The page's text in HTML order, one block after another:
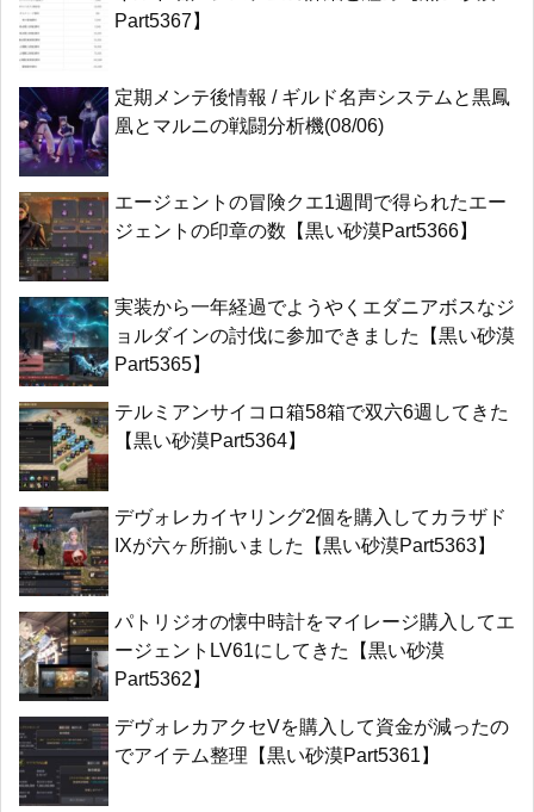
Part5367】
定期メンテ後情報 / ギルド名声システムと黒鳳
凰とマルニの戦闘分析機(08/06)
エージェントの冒険クエ1週間で得られたエー
ジェントの印章の数【黒い砂漠Part5366】
実装から一年経過でようやくエダニアボスなジ
ョルダインの討伐に参加できました【黒い砂漠
Part5365】
テルミアンサイコロ箱58箱で双六6週してきた
【黒い砂漠Part5364】
デヴォレカイヤリング2個を購入してカラザド
IXが六ヶ所揃いました【黒い砂漠Part5363】
パトリジオの懐中時計をマイレージ購入してエ
ージェントLV61にしてきた【黒い砂漠
Part5362】
デヴォレカアクセVを購入して資金が減ったの
でアイテム整理【黒い砂漠Part5361】